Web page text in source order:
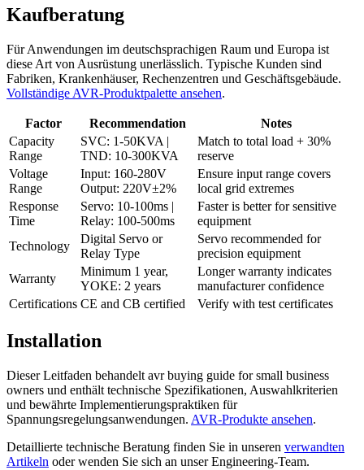
Kaufberatung
Für Anwendungen im deutschsprachigen Raum und Europa ist
diese Art von Ausrüstung unerlässlich. Typische Kunden sind
Fabriken, Krankenhäuser, Rechenzentren und Geschäftsgebäude.
Vollständige AVR-Produktpalette ansehen.
Factor Recommendation
Notes
Capacity
Range
SVC: 1-50KVA |
TND: 10-300KVA
Match to total load + 30%
reserve
Voltage
Range
Input: 160-280V
Output: 220V±2%
Ensure input range covers
local grid extremes
Response
Time
Servo: 10-100ms |
Relay: 100-500ms
Faster is better for sensitive
equipment
Technology
Digital Servo or
Relay Type
Servo recommended for
precision equipment
Warranty
Minimum 1 year,
YOKE: 2 years
Longer warranty indicates
manufacturer confidence
Certifications CE and CB certified Verify with test certificates
Installation
Dieser Leitfaden behandelt avr buying guide for small business
owners und enthält technische Spezifikationen, Auswahlkriterien
und bewährte Implementierungspraktiken für
Spannungsregelungsanwendungen. AVR-Produkte ansehen.
Detaillierte technische Beratung finden Sie in unseren verwandten
Artikeln oder wenden Sie sich an unser Engineering-Team.